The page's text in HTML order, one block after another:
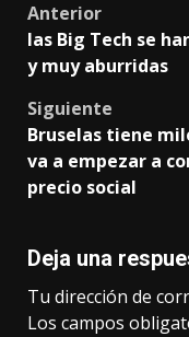
Post
navigation
Anterior
las Big Tech se
y muy aburridas
Siguiente
Bruselas tiene
va a empezar a
precio social
Deja una
Tu dirección de
Los campos